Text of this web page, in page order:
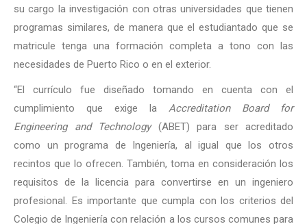
su cargo la investigación con otras universidades que tienen
programas similares, de manera que el estudiantado que se
matricule tenga una formación completa a tono con las
necesidades de Puerto Rico o en el exterior.
“El currículo fue diseñado tomando en cuenta con el
cumplimiento que exige la Accreditation Board for
Engineering and Technology(ABET) para ser acreditado
como un programa de Ingeniería, al igual que los otros
recintos que lo ofrecen. También, toma en consideración los
requisitos de la licencia para convertirse en un ingeniero
profesional. Es importante que cumpla con los criterios del
Colegio de Ingeniería con relación a los cursos comunes para